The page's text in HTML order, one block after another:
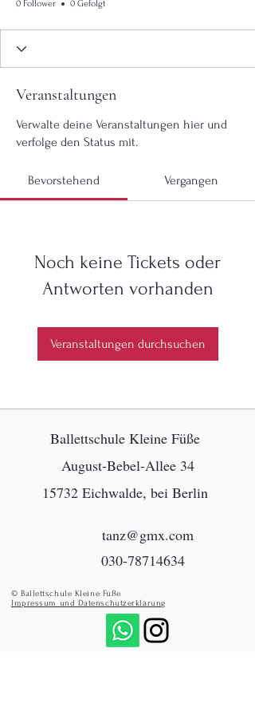
0 Follower 0 Gefolgt
Veranstaltungen
Verwalte deine Veranstaltungen hier und
verfolge den Status mit.
Bevorstehend Vergangen
Noch keine Tickets oder
Antworten vorhanden
Veranstaltungen durchsuchen
Ballettschule Kleine Füße
August-Bebel-Allee 34
15732 Eichwalde, bei Berlin
tanz@gmx.com
030-78714634
© Ballettschule Kleine Füße
Impressum und Datenschutzerklärung